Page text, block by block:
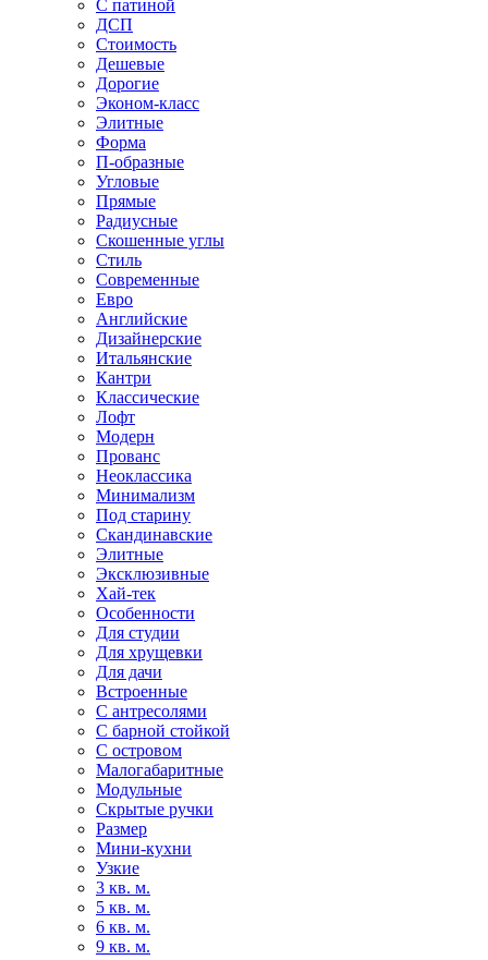
С патиной
ДСП
Стоимость
Дешевые
Дорогие
Эконом-класс
Элитные
Форма
П-образные
Угловые
Прямые
Радиусные
Скошенные углы
Стиль
Современные
Евро
Английские
Дизайнерские
Итальянские
Кантри
Классические
Лофт
Модерн
Прованс
Неоклассика
Минимализм
Под старину
Скандинавские
Элитные
Эксклюзивные
Хай-тек
Особенности
Для студии
Для хрущевки
Для дачи
Встроенные
С антресолями
С барной стойкой
С островом
Малогабаритные
Модульные
Скрытые ручки
Размер
Мини-кухни
Узкие
3 кв. м.
5 кв. м.
6 кв. м.
9 кв. м.